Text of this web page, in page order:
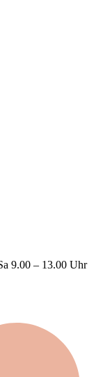
9.00 – 13.00 Uhr